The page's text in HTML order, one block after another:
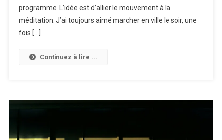
programme. L’idée est d’allier le mouvement à la
méditation. J’ai toujours aimé marcher en ville le soir, une
fois […]
Continuez à lire ...